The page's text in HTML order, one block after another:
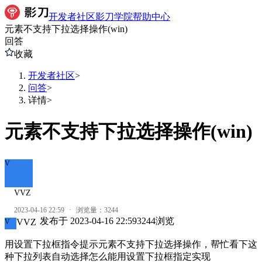
开发者社区影刀学院帮助中心
元素不支持下拉选择操作(win)
回答
收藏
开发者社区>
问答>
详情>
元素不支持下拉选择操作(win)
V
VVZ
2023-04-16 22:59 · 浏览量： 3244
V
VVZ 发布于 2023-04-16 22:593244浏览
用设置下拉框指令提示元素不支持下拉选择操作，帮忙看下这
种下拉列表自动选择怎么能用设置下拉框指定实现